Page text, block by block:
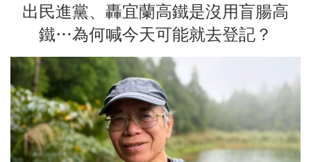
出民進黨、轟宜蘭高鐵是沒用盲腸高
鐵…為何喊今天可能就去登記？